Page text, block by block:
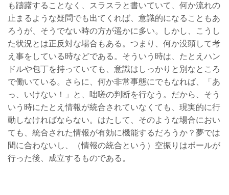
も躊躇することなく、スラスラと書いていて、何か流れの
止まるような疑問でも出てくれば、意識的になることもあ
ろうが、そうでない時の方が遥かに多い。しかし、こうし
た状況とは正反対な場合もある。つまり、何か没頭して考
え事をしている時などである。そういう時は、たとえハン
ドルや包丁を持っていても、意識はしっかりと別なところ
で働いている。さらに、何か非常事態にでもなれば、「あ
っ、いけない！」と、咄嗟の判断を行なう。だから、そう
いう時にたとえ情報が統合されていなくても、現実的に行
動しなければならない。はたして、そのような場合におい
ても、統合された情報が有効に機能するだろうか？夢では
間に合わないし、（情報の統合という）空振りはボールが
行った後、成立するものである。